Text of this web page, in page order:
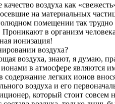
воздуха как
на материальных
помещении так
в организм
ионизация!
воздуха?
воздуха, знают, я думаю,
в атмосфере являются
легких ионов
воздуха и его
который стоит